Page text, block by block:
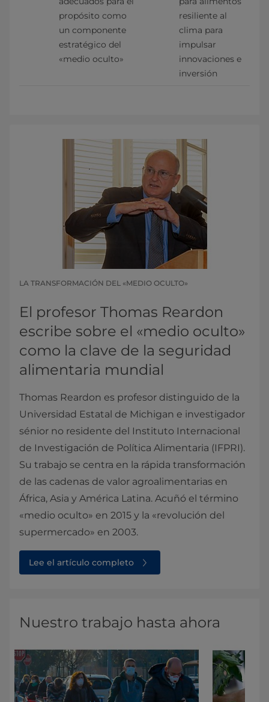
propósito como
un componente
estratégico del
«medio oculto»
resiliente al
clima para
impulsar
innovaciones e
inversión
LA TRANSFORMACIÓN DEL «MEDIO OCULTO»
El profesor Thomas Reardon
escribe sobre el «medio oculto»
como la clave de la seguridad
alimentaria mundial
Thomas Reardon es profesor distinguido de la
Universidad Estatal de Michigan e investigador
sénior no residente del Instituto Internacional
de Investigación de Política Alimentaria (IFPRI).
Su trabajo se centra en la rápida transformación
de las cadenas de valor agroalimentarias en
África, Asia y América Latina. Acuñó el término
«medio oculto» en 2015 y la «revolución del
supermercado» en 2003.
Lee el artículo completo
Nuestro trabajo hasta ahora